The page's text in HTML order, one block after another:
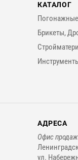
КАТАЛОГ
Брикеты,
АДРЕСА
Офис
ул.